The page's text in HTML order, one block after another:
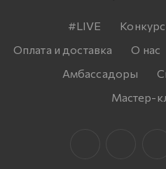
#LIVE
Оплата и доставка
О нас
Амбассадоры
Мастер-